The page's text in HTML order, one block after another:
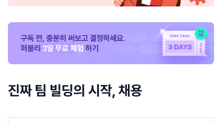
진짜 팀 빌딩의 시작, 채용